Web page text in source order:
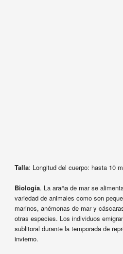
Talla: Longitud del cuerpo: hasta 10
Biología. La araña de mar se
variedad de animales como son
marinos, anémonas de mar y
otras especies. Los individuos
sublitoral durante la temporada de
invierno.